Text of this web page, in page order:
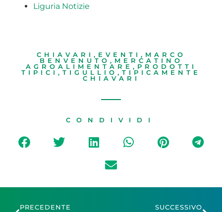
Liguria Notizie
CHIAVARI , EVENTI , MARCO
BENVENUTO , MERCATINO
AGROALIMENTARE , PRODOTTI
TIPICI , TIGULLIO , TIPICAMENTE
CHIAVARI
CONDIVIDI
PRECEDENTE SUCCESSIVO